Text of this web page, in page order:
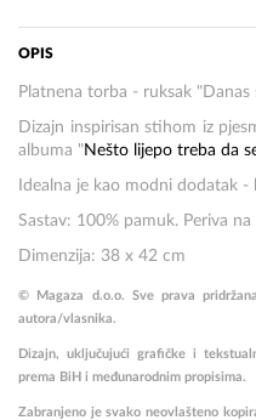
OPIS
Platnena torba - ruksak "Danas
Dizajn inspirisan stihom iz
albuma "Nešto lijepo treba da
Idealna je kao modni dodatak
Sastav: 100% pamuk. Periva na
Dimenzija: 38 x 42 cm
© Magaza d.o.o. Sve prava
autora/vlasnika.
Dizajn, uključujući grafičke i
prema BiH i međunarodnim propisima.
Zabranjeno je svako neovlašteno